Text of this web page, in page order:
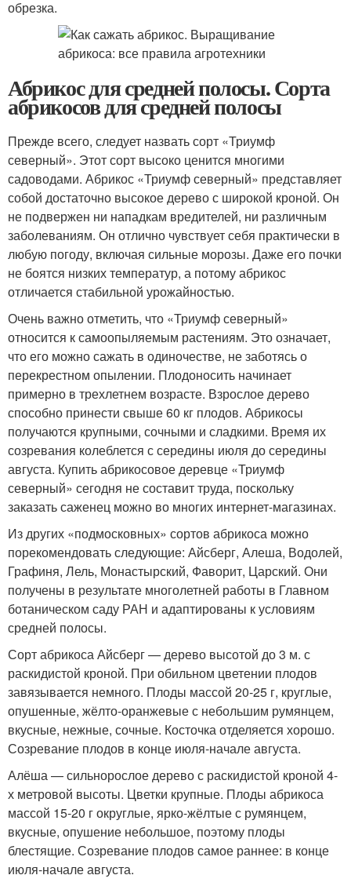
обрезка.
Абрикос для средней полосы. Сорта
абрикосов для средней полосы
Прежде всего, следует назвать сорт «Триумф
северный». Этот сорт высоко ценится многими
садоводами. Абрикос «Триумф северный» представляет
собой достаточно высокое дерево с широкой кроной. Он
не подвержен ни нападкам вредителей, ни различным
заболеваниям. Он отлично чувствует себя практически в
любую погоду, включая сильные морозы. Даже его почки
не боятся низких температур, а потому абрикос
отличается стабильной урожайностью.
Очень важно отметить, что «Триумф северный»
относится к самоопыляемым растениям. Это означает,
что его можно сажать в одиночестве, не заботясь о
перекрестном опылении. Плодоносить начинает
примерно в трехлетнем возрасте. Взрослое дерево
способно принести свыше 60 кг плодов. Абрикосы
получаются крупными, сочными и сладкими. Время их
созревания колеблется с середины июля до середины
августа. Купить абрикосовое деревце «Триумф
северный» сегодня не составит труда, поскольку
заказать саженец можно во многих интернет-магазинах.
Из других «подмосковных» сортов абрикоса можно
порекомендовать следующие: Айсберг, Алеша, Водолей,
Графиня, Лель, Монастырский, Фаворит, Царский. Они
получены в результате многолетней работы в Главном
ботаническом саду РАН и адаптированы к условиям
средней полосы.
Сорт абрикоса Айсберг — дерево высотой до 3 м. с
раскидистой кроной. При обильном цветении плодов
завязывается немного. Плоды массой 20-25 г, круглые,
опушенные, жёлто-оранжевые с небольшим румянцем,
вкусные, нежные, сочные. Косточка отделяется хорошо.
Созревание плодов в конце июля-начале августа.
Алёша — сильнорослое дерево с раскидистой кроной 4-
х метровой высоты. Цветки крупные. Плоды абрикоса
массой 15-20 г округлые, ярко-жёлтые с румянцем,
вкусные, опушение небольшое, поэтому плоды
блестящие. Созревание плодов самое раннее: в конце
июля-начале августа.